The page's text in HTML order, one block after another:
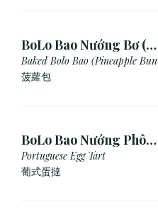
BoLo Bao Nướng Bơ (1
Cái)
Baked Bolo Bao (Pineapple Bun
菠蘿包
BoLo Bao Nướng Phô
Mai (1 Cái)
Portuguese Egg Tart
葡式蛋撻